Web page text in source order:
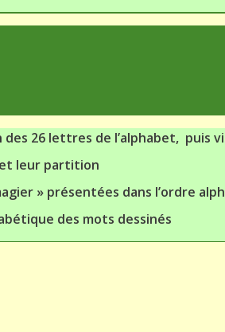
26 lettres de l’alphabet, puis
et leur partition
» présentées dans l’ordre
des mots dessinés